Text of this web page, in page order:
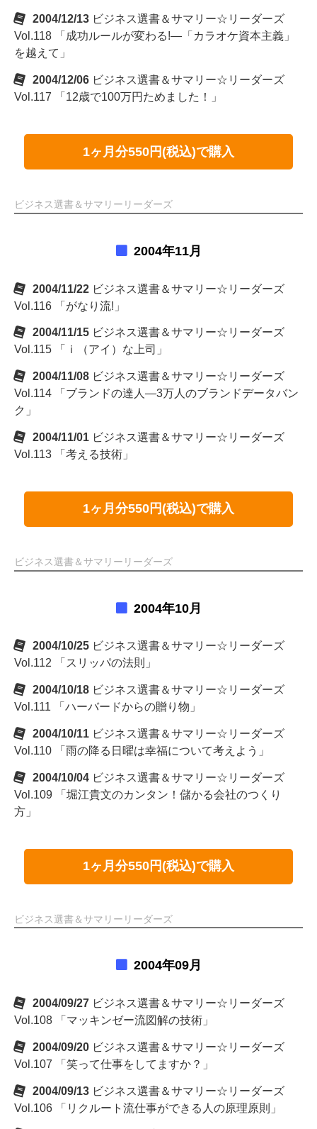
2004/12/13 ビジネス選書＆サマリー☆リーダーズ
Vol.118 「成功ルールが変わる!―「カラオケ資本主義」
を越えて」
2004/12/06 ビジネス選書＆サマリー☆リーダーズ
Vol.117 「12歳で100万円ためました！」
1ヶ月分550円(税込)で購入
ビジネス選書＆サマリーリーダーズ
2004年11月
2004/11/22 ビジネス選書＆サマリー☆リーダーズ
Vol.116 「がなり流!」
2004/11/15 ビジネス選書＆サマリー☆リーダーズ
Vol.115 「ｉ（アイ）な上司」
2004/11/08 ビジネス選書＆サマリー☆リーダーズ
Vol.114 「ブランドの達人―3万人のブランドデータバン
ク」
2004/11/01 ビジネス選書＆サマリー☆リーダーズ
Vol.113 「考える技術」
1ヶ月分550円(税込)で購入
ビジネス選書＆サマリーリーダーズ
2004年10月
2004/10/25 ビジネス選書＆サマリー☆リーダーズ
Vol.112 「スリッパの法則」
2004/10/18 ビジネス選書＆サマリー☆リーダーズ
Vol.111 「ハーバードからの贈り物」
2004/10/11 ビジネス選書＆サマリー☆リーダーズ
Vol.110 「雨の降る日曜は幸福について考えよう」
2004/10/04 ビジネス選書＆サマリー☆リーダーズ
Vol.109 「堀江貴文のカンタン！儲かる会社のつくり
方」
1ヶ月分550円(税込)で購入
ビジネス選書＆サマリーリーダーズ
2004年09月
2004/09/27 ビジネス選書＆サマリー☆リーダーズ
Vol.108 「マッキンゼー流図解の技術」
2004/09/20 ビジネス選書＆サマリー☆リーダーズ
Vol.107 「笑って仕事をしてますか？」
2004/09/13 ビジネス選書＆サマリー☆リーダーズ
Vol.106 「リクルート流仕事ができる人の原理原則」